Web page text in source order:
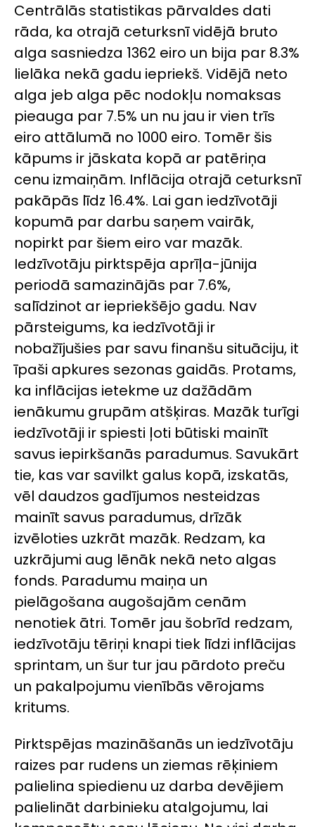
Centrālās statistikas pārvaldes dati
rāda, ka otrajā ceturksnī vidējā bruto
alga sasniedza 1362 eiro un bija par 8.3%
lielāka nekā gadu iepriekš. Vidējā neto
alga jeb alga pēc nodokļu nomaksas
pieauga par 7.5% un nu jau ir vien trīs
eiro attālumā no 1000 eiro. Tomēr šis
kāpums ir jāskata kopā ar patēriņa
cenu izmaiņām. Inflācija otrajā ceturksnī
pakāpās līdz 16.4%. Lai gan iedzīvotāji
kopumā par darbu saņem vairāk,
nopirkt par šiem eiro var mazāk.
Iedzīvotāju pirktspēja aprīļa-jūnija
periodā samazinājās par 7.6%,
salīdzinot ar iepriekšējo gadu. Nav
pārsteigums, ka iedzīvotāji ir
nobažījušies par savu finanšu situāciju, it
īpaši apkures sezonas gaidās. Protams,
ka inflācijas ietekme uz dažādām
ienākumu grupām atšķiras. Mazāk turīgi
iedzīvotāji ir spiesti ļoti būtiski mainīt
savus iepirkšanās paradumus. Savukārt
tie, kas var savilkt galus kopā, izskatās,
vēl daudzos gadījumos nesteidzas
mainīt savus paradumus, drīzāk
izvēloties uzkrāt mazāk. Redzam, ka
uzkrājumi aug lēnāk nekā neto algas
fonds. Paradumu maiņa un
pielāgošana augošajām cenām
nenotiek ātri. Tomēr jau šobrīd redzam,
iedzīvotāju tēriņi knapi tiek līdzi inflācijas
sprintam, un šur tur jau pārdoto preču
un pakalpojumu vienībās vērojams
kritums.
Pirktspējas mazināšanās un iedzīvotāju
raizes par rudens un ziemas rēķiniem
palielina spiedienu uz darba devējiem
palielināt darbinieku atalgojumu, lai